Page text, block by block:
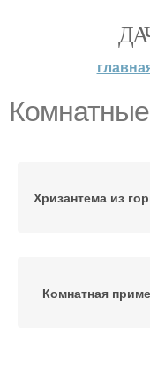
Хризантема из
Комнатная